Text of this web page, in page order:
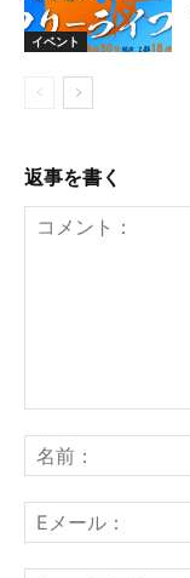
イベント
返事を書く
ン
ト：